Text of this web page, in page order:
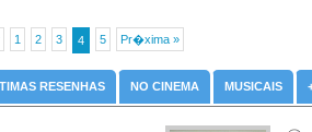
1 2 3 4 5 Pr�xima »
RESENHAS NO CINEMA MUSICAIS